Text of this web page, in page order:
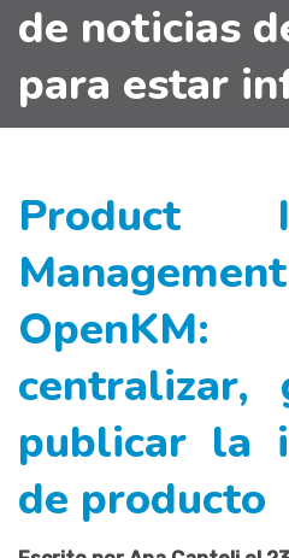
de noticias
para estar
Product
centralizar,
publicar la
de producto